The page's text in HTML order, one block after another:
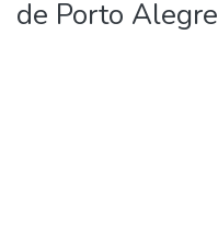
FAQ
de Porto Alegre